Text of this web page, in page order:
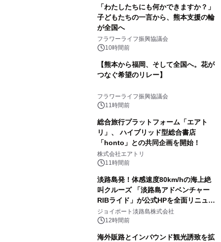
「わたしたちにも何かできますか？」
子どもたちの一言から、熊本支援の輪
が全国へ
フラワーライフ振興協議会
10時間前
【熊本から福岡、そして全国へ。花が
つなぐ希望のリレー】
フラワーライフ振興協議会
11時間前
総合旅行プラットフォーム「エアト
リ」、 ハイブリッド型総合書店
「honto」との共同企画を開始！
株式会社エアトリ
11時間前
淡路島発！体感速度80km/hの海上絶
叫クルーズ 「淡路島アドベンチャー
RIBライド」が公式HPを全面リニュー
アル！ ～スマホで即予約完了の「スマ
ート設計」へ刷新～
ジョイポート淡路島株式会社
12時間前
海外販路とインバウンド観光誘致を拡